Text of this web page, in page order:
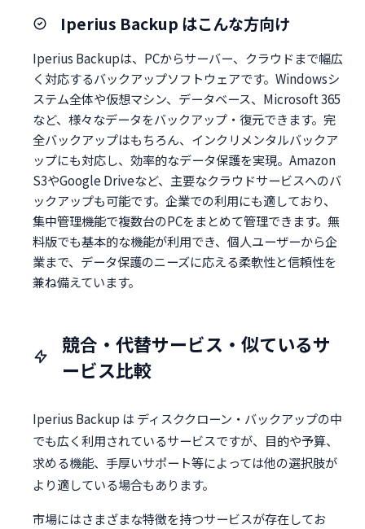
Iperius Backup はこんな方向け
Iperius Backupは、PCからサーバー、クラウドまで幅広
く対応するバックアップソフトウェアです。Windowsシ
ステム全体や仮想マシン、データベース、Microsoft 365
など、様々なデータをバックアップ・復元できます。完
全バックアップはもちろん、インクリメンタルバックア
ップにも対応し、効率的なデータ保護を実現。Amazon
S3やGoogle Driveなど、主要なクラウドサービスへのバ
ックアップも可能です。企業での利用にも適しており、
集中管理機能で複数台のPCをまとめて管理できます。無
料版でも基本的な機能が利用でき、個人ユーザーから企
業まで、データ保護のニーズに応える柔軟性と信頼性を
兼ね備えています。
競合・代替サービス・似ているサ
ービス比較
Iperius Backup は ディスククローン・バックアップの中
でも広く利用されているサービスですが、目的や予算、
求める機能、手厚いサポート等によっては他の選択肢が
より適している場合もあります。
市場にはさまざまな特徴を持つサービスが存在してお